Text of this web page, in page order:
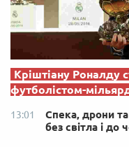
Кріштіану Роналду
футболістом-
13:01
Спека, дрони
без світла і до